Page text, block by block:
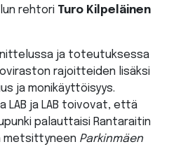
rehtori Turo Kilpeläinen
ja toteutuksessa
rajoitteiden lisäksi
ja monikäyttöisyys.
LAB ja LAB toivovat, että
palauttaisi Rantaraitin
metsittyneen Parkinmäen